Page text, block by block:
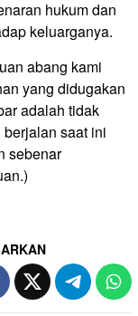
hukum dan
keluarganya.
abang kami
yang didugakan
adalah tidak
saat ini
sebenar